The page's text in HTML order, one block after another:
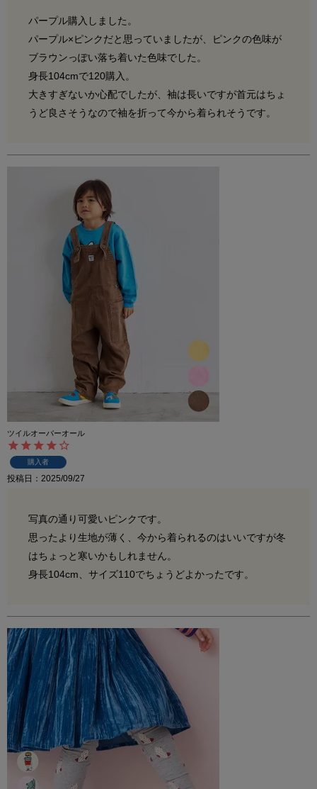
パープル購入しました。
パープル×ピンクだと思っていましたが、ピンクの色味が
ブラウンっぽい落ち着いた色味でした。
身長104cmで120購入。
大きすぎないか心配でしたが、袖は長いですが首元はちょ
うど良さそうなので袖を折って今から着られそうです。
ツイルオーバーオール
購入者
投稿日 2025/09/27
写真の通り可愛いピンクです。
思ったより生地が薄く、今から着られるのはいいですが冬
はちょっと寒いかもしれません。